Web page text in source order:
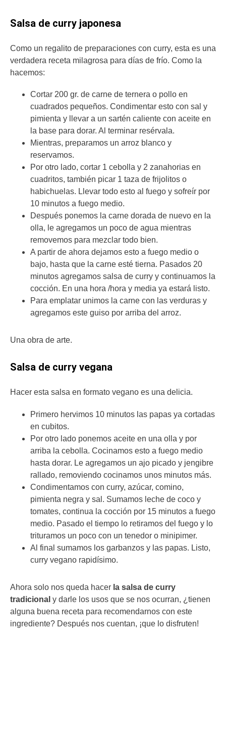
Salsa de curry japonesa
Como un regalito de preparaciones con curry, esta es una
verdadera receta milagrosa para días de frío. Como la
hacemos:
Cortar 200 gr. de carne de ternera o pollo en
cuadrados pequeños. Condimentar esto con sal y
pimienta y llevar a un sartén caliente con aceite en
la base para dorar. Al terminar resérvala.
Mientras, preparamos un arroz blanco y
reservamos.
Por otro lado, cortar 1 cebolla y 2 zanahorias en
cuadritos, también picar 1 taza de frijolitos o
habichuelas. Llevar todo esto al fuego y sofreír por
10 minutos a fuego medio.
Después ponemos la carne dorada de nuevo en la
olla, le agregamos un poco de agua mientras
removemos para mezclar todo bien.
A partir de ahora dejamos esto a fuego medio o
bajo, hasta que la carne esté tierna. Pasados 20
minutos agregamos salsa de curry y continuamos la
cocción. En una hora /hora y media ya estará listo.
Para emplatar unimos la carne con las verduras y
agregamos este guiso por arriba del arroz.
Una obra de arte.
Salsa de curry vegana
Hacer esta salsa en formato vegano es una delicia.
Primero hervimos 10 minutos las papas ya cortadas
en cubitos.
Por otro lado ponemos aceite en una olla y por
arriba la cebolla. Cocinamos esto a fuego medio
hasta dorar. Le agregamos un ajo picado y jengibre
rallado, removiendo cocinamos unos minutos más.
Condimentamos con curry, azúcar, comino,
pimienta negra y sal. Sumamos leche de coco y
tomates, continua la cocción por 15 minutos a fuego
medio. Pasado el tiempo lo retiramos del fuego y lo
trituramos un poco con un tenedor o minipimer.
Al final sumamos los garbanzos y las papas. Listo,
curry vegano rapidísimo.
Ahora solo nos queda hacer la salsa de curry
tradicional y darle los usos que se nos ocurran, ¿tienen
alguna buena receta para recomendarnos con este
ingrediente? Después nos cuentan, ¡que lo disfruten!